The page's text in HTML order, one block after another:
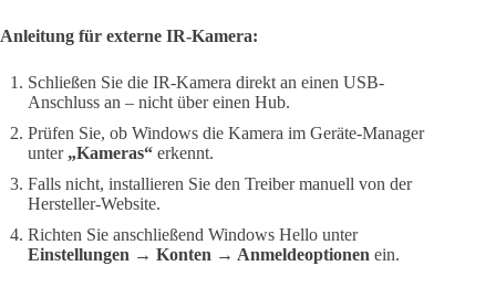
Anleitung für externe IR-Kamera:
Schließen Sie die IR-Kamera direkt an einen USB-
Anschluss an – nicht über einen Hub.
Prüfen Sie, ob Windows die Kamera im Geräte-Manager
unter „Kameras“ erkennt.
Falls nicht, installieren Sie den Treiber manuell von der
Hersteller-Website.
Richten Sie anschließend Windows Hello unter
Einstellungen → Konten → Anmeldeoptionen ein.